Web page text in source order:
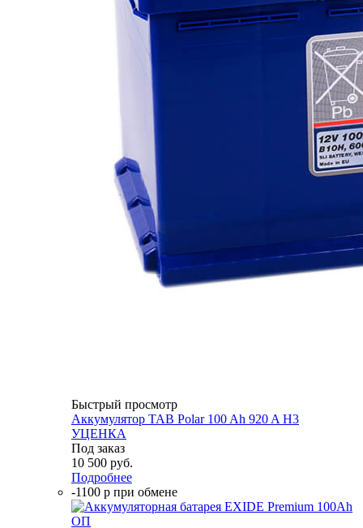
Быстрый просмотр
Аккумулятор TAB Polar 100 Ah 920 A H3
УЦЕНКА
Под заказ
10 500 руб.
Подробнее
-1100 р при обмене